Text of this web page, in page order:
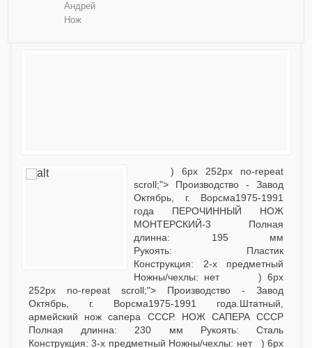
Андрей
Нож
) 6px 252px no-repeat
scroll;"> Производство - Завод
Октябрь, г. Ворсма1975-1991
года ПЕРОЧИННЫЙ НОЖ
МОНТЕРСКИЙ-3 Полная
длинна: 195 мм
Рукоять: Пластик
Конструкция: 2-х предметный
Ножны/чехлы: нет ) 6px
252px no-repeat scroll;"> Производство - Завод
Октябрь, г. Ворсма1975-1991 года.Штатный,
армейский нож сапера СССР. НОЖ САПЕРА СССР
Полная длинна: 230 мм Рукоять: Сталь
Конструкция: 3-х предметный Ножны/чехлы: нет ) 6px